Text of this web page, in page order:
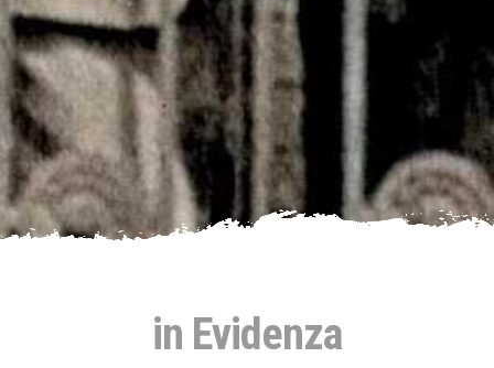
in Evidenza